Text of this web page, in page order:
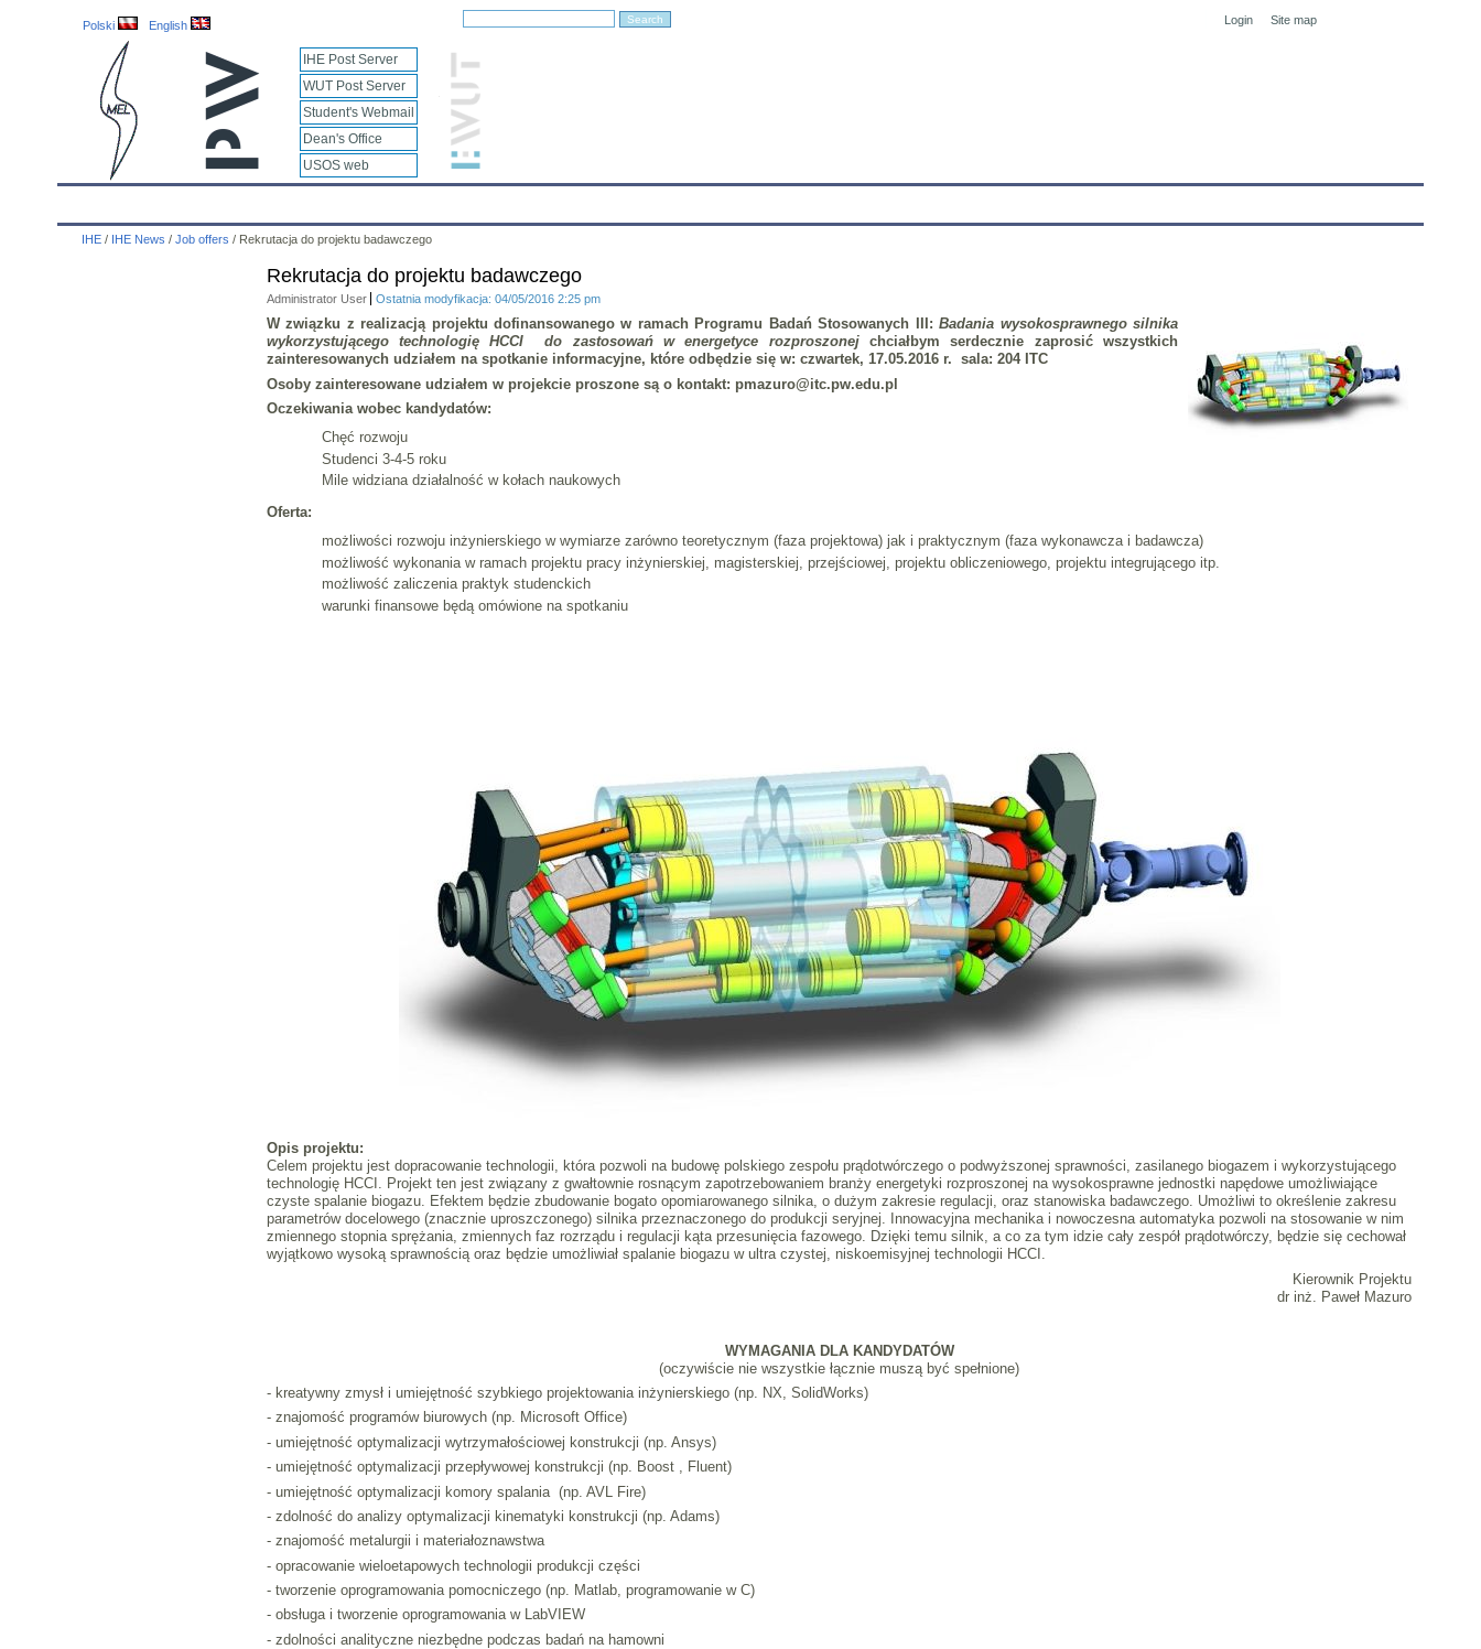
Polski English Site map
Login
IHE Post Server
WUT Post Server
Student's Webmail
Dean's Office
USOS web
IHE / IHE News / Job offers / Rekrutacja do projektu badawczego
Rekrutacja do projektu badawczego
Administrator User Ostatnia modyfikacja: 04/05/2016 2:25 pm
W związku z realizacją projektu dofinansowanego w ramach Programu Badań Stosowanych III:Badania wysokosprawnego silnika
wykorzystującego technologię HCCI do zastosowań w energetyce rozproszonej chciałbym serdecznie zaprosić wszystkich
zainteresowanych udziałem na spotkanie informacyjne, które odbędzie się w: czwartek, 17.05.2016 r. sala: 204 ITC
Osoby zainteresowane udziałem w projekcie proszone są o kontakt: pmazuro@itc.pw.edu.pl
Oczekiwania wobec kandydatów:
Chęć rozwoju
Studenci 3-4-5 roku
Mile widziana działalność w kołach naukowych
Oferta:
możliwości rozwoju inżynierskiego w wymiarze zarówno teoretycznym (faza projektowa) jak i praktycznym (faza wykonawcza i badawcza)
możliwość wykonania w ramach projektu pracy inżynierskiej, magisterskiej, przejściowej, projektu obliczeniowego, projektu integrującego itp.
możliwość zaliczenia praktyk studenckich
warunki finansowe będą omówione na spotkaniu
Opis projektu:
Celem projektu jest dopracowanie technologii, która pozwoli na budowę polskiego zespołu prądotwórczego o podwyższonej sprawności, zasilanego biogazem i wykorzystującego
technologię HCCI. Projekt ten jest związany z gwałtownie rosnącym zapotrzebowaniem branży energetyki rozproszonej na wysokosprawne jednostki napędowe umożliwiające
czyste spalanie biogazu. Efektem będzie zbudowanie bogato opomiarowanego silnika, o dużym zakresie regulacji, oraz stanowiska badawczego. Umożliwi to określenie zakresu
parametrów docelowego (znacznie uproszczonego) silnika przeznaczonego do produkcji seryjnej. Innowacyjna mechanika i nowoczesna automatyka pozwoli na stosowanie w nim
zmiennego stopnia sprężania, zmiennych faz rozrządu i regulacji kąta przesunięcia fazowego. Dzięki temu silnik, a co za tym idzie cały zespół prądotwórczy, będzie się cechował
wyjątkowo wysoką sprawnością oraz będzie umożliwiał spalanie biogazu w ultra czystej, niskoemisyjnej technologii HCCI.
Kierownik Projektu
dr inż. Paweł Mazuro
WYMAGANIA DLA KANDYDATÓW
(oczywiście nie wszystkie łącznie muszą być spełnione)
- kreatywny zmysł i umiejętność szybkiego projektowania inżynierskiego (np. NX, SolidWorks)
- znajomość programów biurowych (np. Microsoft Office)
- umiejętność optymalizacji wytrzymałościowej konstrukcji (np. Ansys)
- umiejętność optymalizacji przepływowej konstrukcji (np. Boost , Fluent)
- umiejętność optymalizacji komory spalania (np. AVL Fire)
- zdolność do analizy optymalizacji kinematyki konstrukcji (np. Adams)
- znajomość metalurgii i materiałoznawstwa
- opracowanie wieloetapowych technologii produkcji części
- tworzenie oprogramowania pomocniczego (np. Matlab, programowanie w C)
- obsługa i tworzenie oprogramowania w LabVIEW
- zdolności analityczne niezbędne podczas badań na hamowni